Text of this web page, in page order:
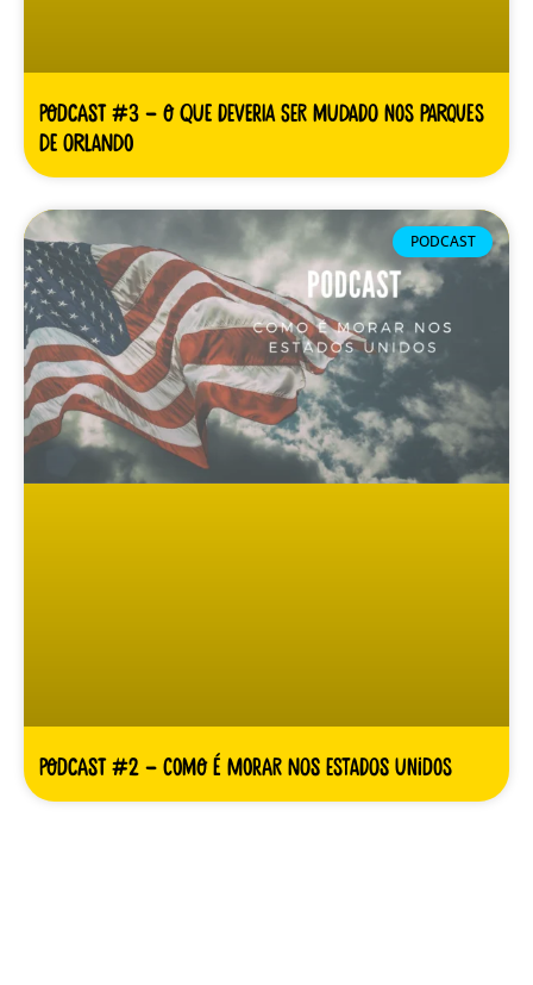
Podcast #3 – O que deveria ser mudado nos parques
de Orlando
PODCAST
Podcast #2 – Como é morar nos Estados Unidos